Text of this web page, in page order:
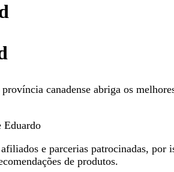
canadense abriga os
Eduardo
e parcerias patrocinadas, por
de produtos.